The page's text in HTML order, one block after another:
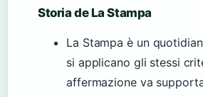
Storia de La Stampa
La Stampa è un
si applicano gli stessi
affermazione va